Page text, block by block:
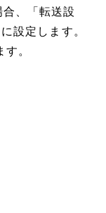
、「転送設
設定します。
。